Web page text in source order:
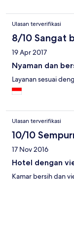
Ulasan terverifikasi
8/10 Sangat
19 Apr 2017
Nyaman dan
Layanan sesuai
Ulasan terverifikasi
10/10
17 Nov 2016
Hotel dengan
Kamar bersih dan